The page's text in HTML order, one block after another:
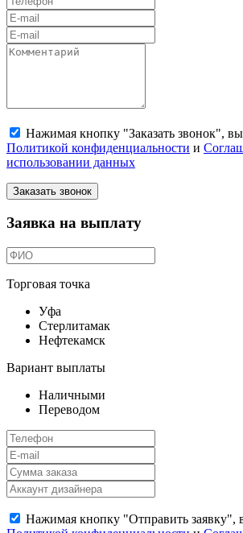
Нажимая кнопку "Заказать звонок", вы
Политикой конфиденциальности и
использовании данных
Заказать звонок
Заявка на выплату
Торговая точка
Уфа
Стерлитамак
Нефтекамск
Вариант выплаты
Наличными
Переводом
Нажимая кнопку "Отправить заявку",